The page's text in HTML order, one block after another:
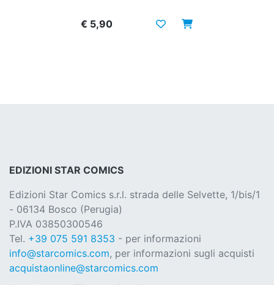
€ 5,90
EDIZIONI STAR COMICS
Edizioni Star Comics s.r.l. strada delle Selvette, 1/bis/1
- 06134 Bosco (Perugia)
P.IVA 03850300546
Tel. +39 075 591 8353 - per informazioni
info@starcomics.com, per informazioni sugli acquisti
acquistaonline@starcomics.com